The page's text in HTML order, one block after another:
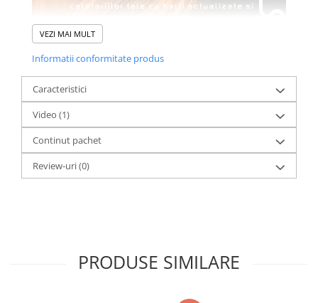
VEZI MAI MULT
Informatii conformitate produs
Caracteristici
Video (1)
Continut pachet
Review-uri(0)
PRODUSE SIMILARE